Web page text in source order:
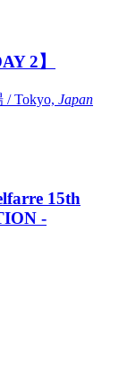
2】
/ Tokyo, Japan
15th
-